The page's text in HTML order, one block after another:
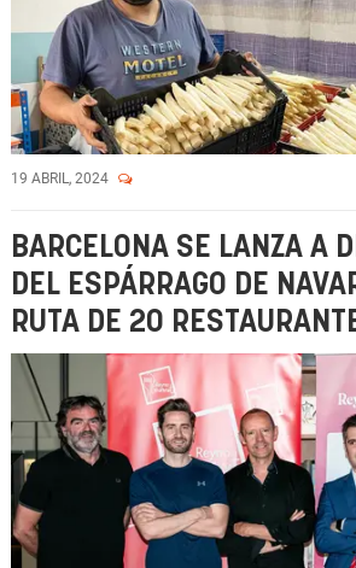
19 ABRIL, 2024
BARCELONA SE LANZA A
DEL ESPÁRRAGO DE
RUTA DE 20